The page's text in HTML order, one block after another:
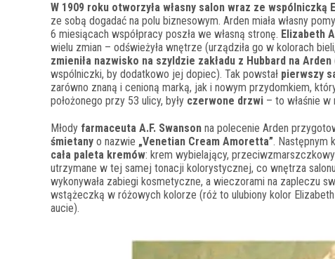
W 1909 roku otworzyła własny salon wraz ze wspólniczką
ze sobą dogadać na polu biznesowym. Arden miała własny
6 miesiącach współpracy poszła we własną stronę. Elizabeth
wielu zmian – odświeżyła wnętrze (urządziła go w kolorach
zmieniła nazwisko na szyldzie zakładu z Hubbard na Arden
wspólniczki, by dodatkowo jej dopiec). Tak powstał pierwszy
zarówno znaną i cenioną marką, jak i nowym przydomkiem,
położonego przy 53 ulicy, były czerwone drzwi – to właśnie w
Młody farmaceuta A.F. Swanson na polecenie Arden
śmietany o nazwie „Venetian Cream Amoretta”. Następnym
cała paleta kremów: krem wybielający,
utrzymane w tej samej tonacji kolorystycznej, co wnętrza
wykonywała zabiegi kosmetyczne, a wieczorami na zapleczu
wstążeczką w różowych kolorze (róż to ulubiony kolor
aucie).